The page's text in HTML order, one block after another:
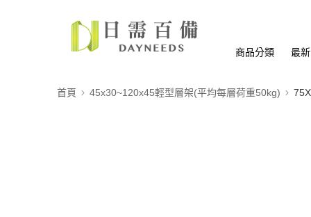
商品分類 最
首頁 45x30~120x45輕型層架(平均每層荷重50kg)